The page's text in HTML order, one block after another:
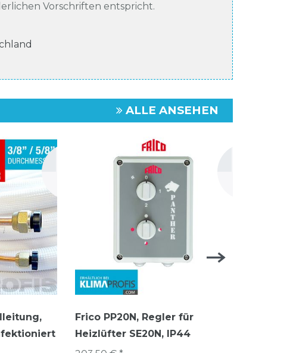
Vorschriften entspricht.
ALLE ANSEHEN
Frico PP20N, Regler für
Heizlüfter SE20N, IP44